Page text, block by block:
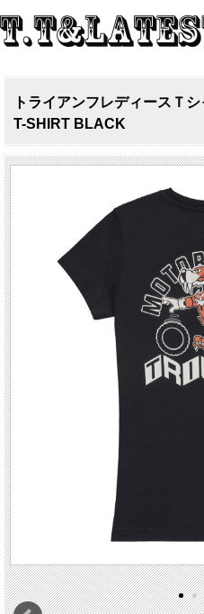
トライアンフレディースＴ
T-SHIRT BLACK